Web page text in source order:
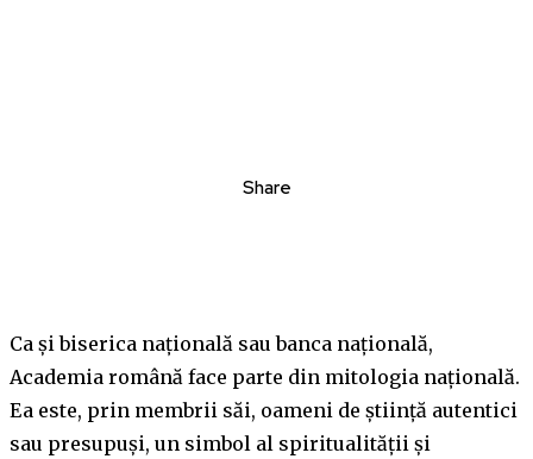
Share
Ca și biserica națională sau banca națională,
Academia română face parte din mitologia națională.
Ea este, prin membrii săi, oameni de știință autentici
sau presupuși, un simbol al spiritualității și